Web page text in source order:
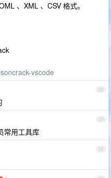
、XML 、CSV 格式。
vscode
22
23
常用工具库
24